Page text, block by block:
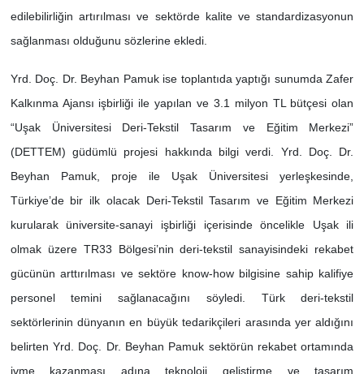
edilebilirliğin artırılması ve sektörde kalite ve standardizasyonun
sağlanması olduğunu sözlerine ekledi.
Yrd. Doç. Dr. Beyhan Pamuk ise toplantıda yaptığı sunumda Zafer
Kalkınma Ajansı işbirliği ile yapılan ve 3.1 milyon TL bütçesi olan
“Uşak Üniversitesi Deri-Tekstil Tasarım ve Eğitim Merkezi”
(DETTEM) güdümlü projesi hakkında bilgi verdi. Yrd. Doç. Dr.
Beyhan Pamuk, proje ile Uşak Üniversitesi yerleşkesinde,
Türkiye’de bir ilk olacak Deri-Tekstil Tasarım ve Eğitim Merkezi
kurularak üniversite-sanayi işbirliği içerisinde öncelikle Uşak ili
olmak üzere TR33 Bölgesi’nin deri-tekstil sanayisindeki rekabet
gücünün arttırılması ve sektöre know-how bilgisine sahip kalifiye
personel temini sağlanacağını söyledi. Türk deri-tekstil
sektörlerinin dünyanın en büyük tedarikçileri arasında yer aldığını
belirten Yrd. Doç. Dr. Beyhan Pamuk sektörün rekabet ortamında
ivme kazanması adına teknoloji geliştirme ve tasarım